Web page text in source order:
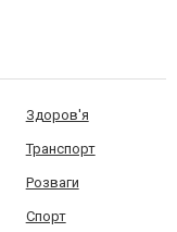
Здоров'я
Транспорт
Розваги
Спорт